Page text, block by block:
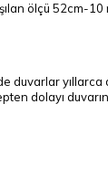
ölçü 52cm-10
duvarlar
dolayı